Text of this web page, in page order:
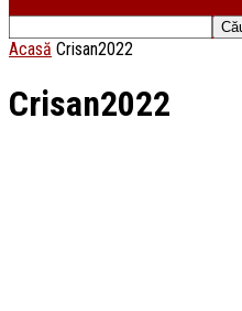
Acasă Crisan2022
Crisan2022